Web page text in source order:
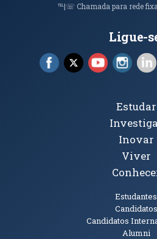
℡|☏ Chamada para rede
Ligue-
Facebook (abre em
X (abre em nova
YouTube
Tópicos Principais
Estudar
Inovar
Viver
Estudantes
Candidatos
Candidatos
Alumni